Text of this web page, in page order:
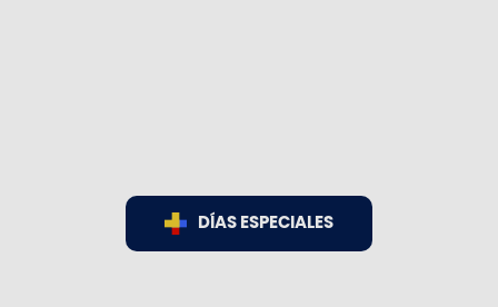
DÍAS ESPECIALES